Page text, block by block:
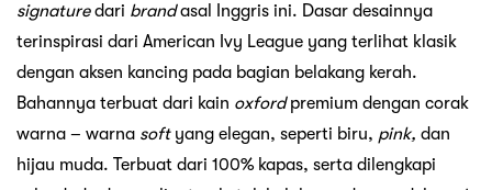
signaturedari brandasal Inggris ini. Dasar desainnya
terinspirasi dari American Ivy League yang terlihat klasik
dengan aksen kancing pada bagian belakang kerah.
Bahannya terbuat dari kain oxfordpremium dengan corak
warna – warna soft yang elegan, seperti biru, pink, dan
hijau muda. Terbuat dari 100% kapas, serta dilengkapi